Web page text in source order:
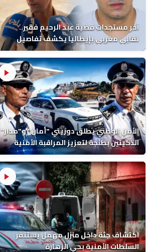
آخر مستجدات قضية عبد الرحيم فقير..
نقابي مغربي بإيطاليا يكشف تفاصيل
الوفاة ونتائج التشريح
الأمن الوطني يطلق دوريتي "أمان" و"مدار"
الذكيتين بطنجة لتعزيز المراقبة الأمنية
اكتشاف جثة داخل منزل مهمل يستنفر
السلطات الأمنية بحي الزهارة